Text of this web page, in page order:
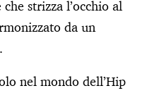
strizza l’occhio al
da un
nel mondo dell’Hip